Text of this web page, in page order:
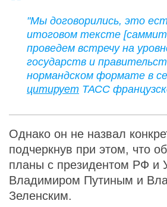
"Мы договорились, это
итоговом тексте
проведем встречу на
государств и
нормандском формате в
цитирует ТАСС
Однако он не назвал
подчеркнув при этом, что
планы с президентом РФ и
Владимиром Путиным и
Зеленским.